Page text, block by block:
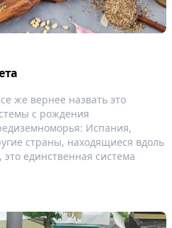
же вернее назвать это
с рождения
Испания,
страны, находящиеся вдоль
единственная система